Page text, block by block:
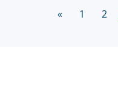
« 1 2